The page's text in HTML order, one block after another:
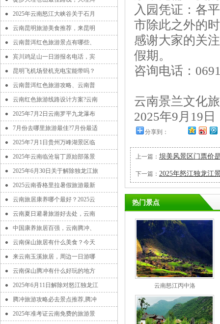
2025年云南怒江大峡谷关于石月
云南昆明旅游美食推荐，来昆明
云南普洱红色旅游景点有哪些、
宾川鸡足山一日游报名电话，宾
昆明飞机场登机充电宝能带吗？
云南普洱红色旅游攻略、云南普
云南红色旅游线路设计方案?云南
2025年7月2日云南罗平九龙瀑布
7月份去哪里旅游最佳?7月份最适
2025年7月1日贵州万峰湖景区临
2025年云南临沧翁丁原始部落景
2025年6月30日关于解除独龙江旅
2025云南香格里拉暑假旅游最新
云南旅居康养哪个最好？2025云
云南夏日避暑旅游好去处，云南
中国康养旅居百强，云南腾冲、
云南保山旅居有什么美食？今天
来云南玉溪旅居，周边一日游哪
云南保山腾冲有什么好玩的地方
2025年6月11日解除对怒江独龙江
腾冲旅游攻略必去景点推荐,腾冲
2025年准考证云南免费的旅游景
入园凭证：各
市除此之外的
感谢大家的关
假期。
咨询电话：
云南景兰文化
2025年9月19日
分享到：
上一篇： 坝美风景区门票价
下一篇： 2025年怒江独龙江
热门景点
云南怒江丙中洛